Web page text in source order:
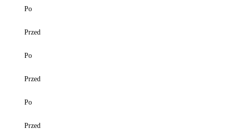
Po
Przed
Po
Przed
Po
Przed